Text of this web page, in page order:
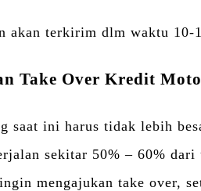
akan terkirim dlm waktu 10-
Take Over Kredit
saat ini harus tidak lebih
sekitar 50% – 60%
mengajukan take over,